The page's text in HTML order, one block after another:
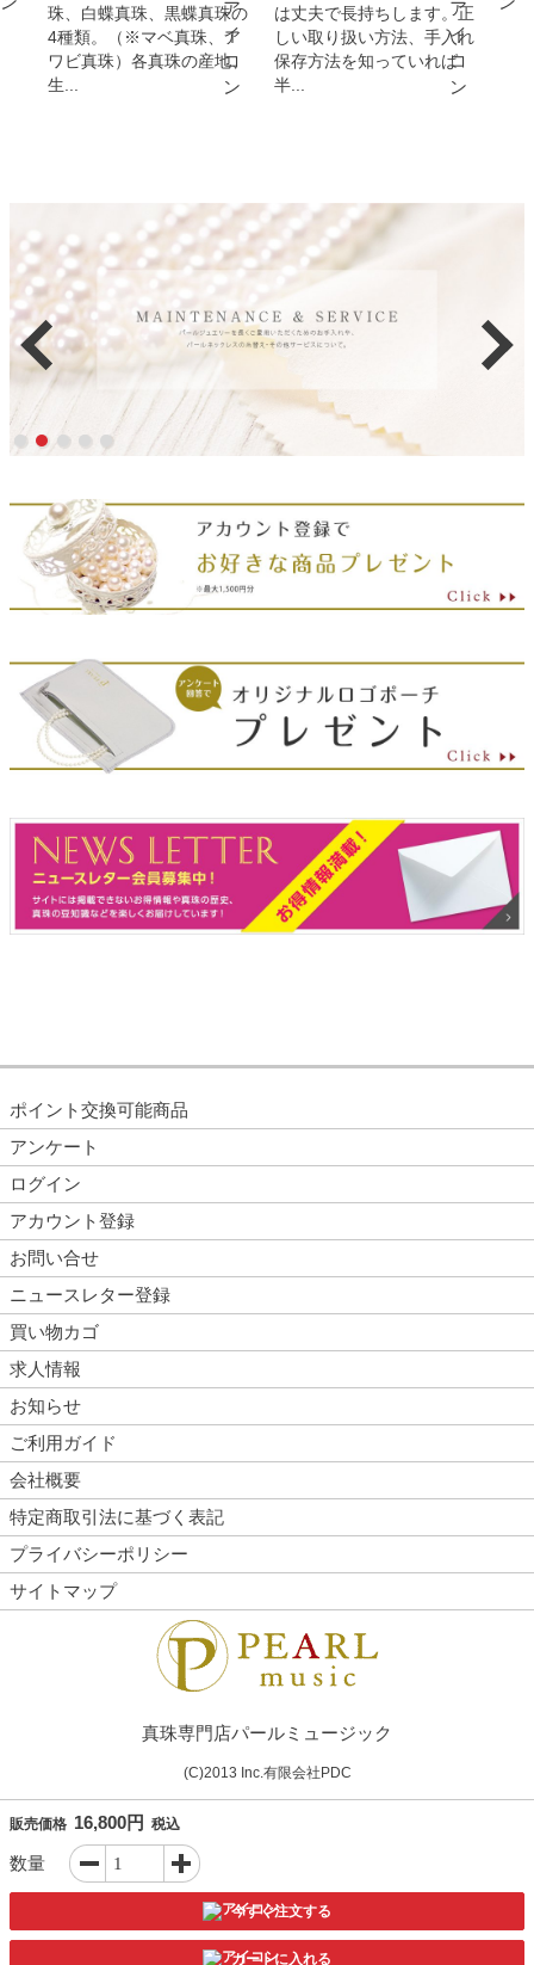
珠、白蝶真珠、黒蝶真珠の
4種類。（※マベ真珠、ア
ワビ真珠）各真珠の産地、
生...
は丈夫で長持ちします。正
しい取り扱い方法、手入れ
保存方法を知っていれば
半...
販売価格 16,800円 税込
数量
今すぐ注文する
カートに入れる
ポイント交換可能商品
アンケート
ログイン
アカウント登録
お問い合せ
ニュースレター登録
買い物カゴ
求人情報
お知らせ
ご利用ガイド
会社概要
特定商取引法に基づく表記
プライバシーポリシー
サイトマップ
真珠専門店パールミュージック
(C)2013 Inc.有限会社PDC